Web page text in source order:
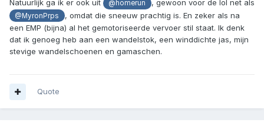
Natuurlijk ga ik er ook uit @homerun , gewoon voor de lol net als
@MyronPrps
, omdat die sneeuw prachtig is. En zeker als na
een EMP (bijna) al het gemotoriseerde vervoer stil staat. Ik denk
dat ik genoeg heb aan een wandelstok, een winddichte jas, mijn
stevige wandelschoenen en gamaschen.
Quote